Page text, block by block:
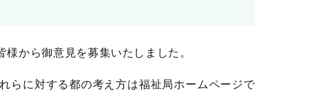
から御意見を募集いたしました。
に対する都の考え方は福祉局ホームページで